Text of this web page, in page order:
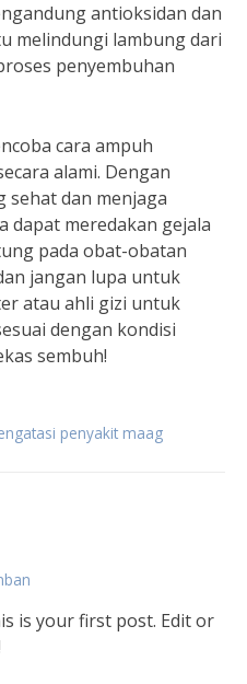
antioksidan dan
melindungi lambung dari
penyembuhan
cara ampuh
alami. Dengan
sehat dan menjaga
dapat meredakan gejala
pada obat-obatan
jangan lupa untuk
atau ahli gizi untuk
dengan kondisi
sembuh!
penyakit maag
is your first post. Edit or